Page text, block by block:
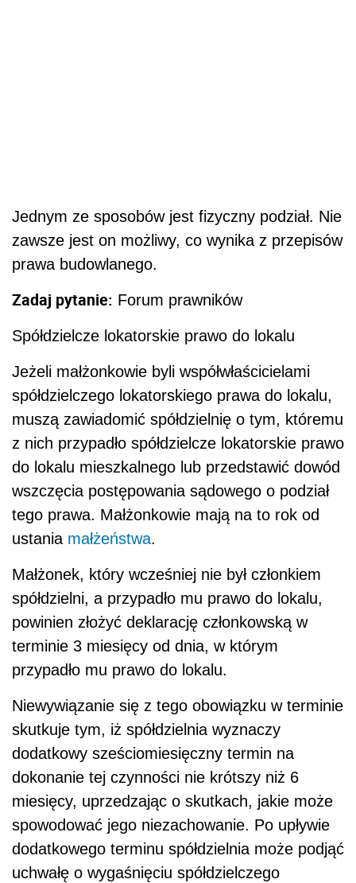
Jednym ze sposobów jest fizyczny podział. Nie
zawsze jest on możliwy, co wynika z przepisów
prawa budowlanego.
Zadaj pytanie: Forum prawników
Spółdzielcze lokatorskie prawo do lokalu
Jeżeli małżonkowie byli współwłaścicielami
spółdzielczego lokatorskiego prawa do lokalu,
muszą zawiadomić spółdzielnię o tym, któremu
z nich przypadło spółdzielcze lokatorskie prawo
do lokalu mieszkalnego lub przedstawić dowód
wszczęcia postępowania sądowego o podział
tego prawa. Małżonkowie mają na to rok od
ustania małżeństwa.
Małżonek, który wcześniej nie był członkiem
spółdzielni, a przypadło mu prawo do lokalu,
powinien złożyć deklarację członkowską w
terminie 3 miesięcy od dnia, w którym
przypadło mu prawo do lokalu.
Niewywiązanie się z tego obowiązku w terminie
skutkuje tym, iż spółdzielnia wyznaczy
dodatkowy sześciomiesięczny termin na
dokonanie tej czynności nie krótszy niż 6
miesięcy, uprzedzając o skutkach, jakie może
spowodować jego niezachowanie. Po upływie
dodatkowego terminu spółdzielnia może podjąć
uchwałę o wygaśnięciu spółdzielczego